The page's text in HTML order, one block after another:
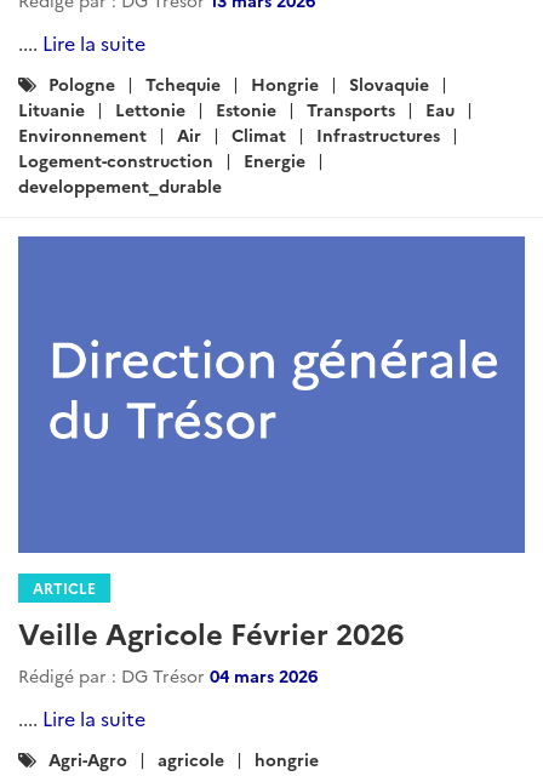
.... Lire la suite
Catégories
:
Pologne Tchequie Hongrie
Slovaquie
Lituanie
Lettonie Estonie Transports
Eau
Environnement
Air Climat
Infrastructures
Logement-construction
Energie
developpement_durable
ARTICLE
Veille Agricole Février 2026
Rédigé par : DG Trésor 04 mars 2026
.... Lire la suite
Catégories
Agri-Agro agricole hongrie